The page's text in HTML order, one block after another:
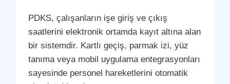
PDKS, çalışanların işe giriş ve çıkış
saatlerini elektronik ortamda kayıt altına alan
bir sistemdir. Kartlı geçiş, parmak izi, yüz
tanıma veya mobil uygulama entegrasyonları
sayesinde personel hareketlerini otomatik